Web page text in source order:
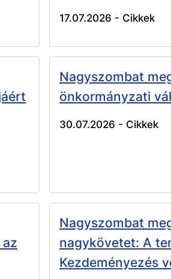
17.07.2026 - Cikkek
Nagyszombat
önkormányzati
30.07.2026 - Cikkek
Nagyszombat
nagykövetet: A
Kezdeményezés